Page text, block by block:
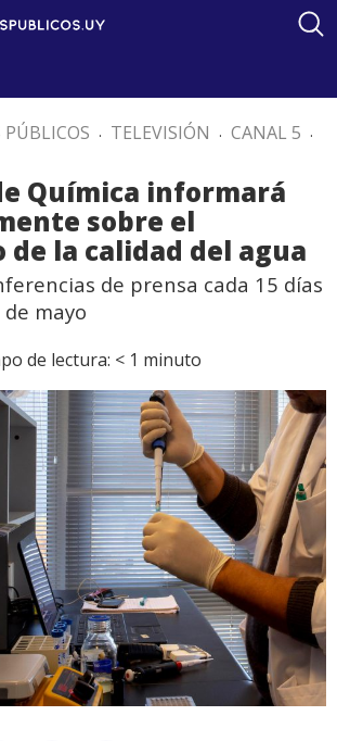
. TELEVISIÓN . CANAL 5 .
Química informará
sobre el
la calidad del agua
de prensa cada 15 días
mayo
de lectura: < 1 minuto